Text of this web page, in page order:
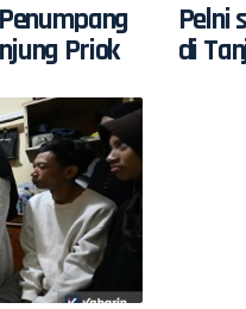
Priok
Pelni
di